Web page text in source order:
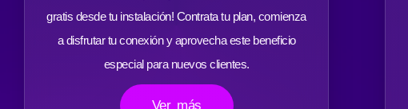
gratis desde tu instalación! Contrata tu plan, comienza
a disfrutar tu conexión y aprovecha este beneficio
especial para nuevos clientes.
Ver más